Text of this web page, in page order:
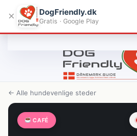
Gå til hovedindhold
× DogFriendly.dk
Gratis · Google Play
← Alle hundevenlige steder
CAFÉ